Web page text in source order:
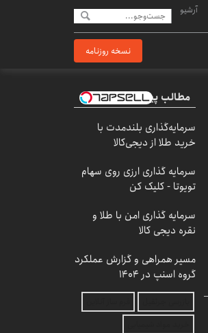
آرشیو
نسخه روزنامه
مطالب پیشنهادی
سرمایه‌گذاری بلندمدت با
خرید طلا از دیجی‌کالا
سرمایه گذاری ارزی روی سهام
تویوتا - کلیک کن
سرمایه گذاری امن با طلا و
نقره دیجی کالا
مسیر همراهی و گزارش عملکرد
گروه اسنپ در ۱۴۰۴